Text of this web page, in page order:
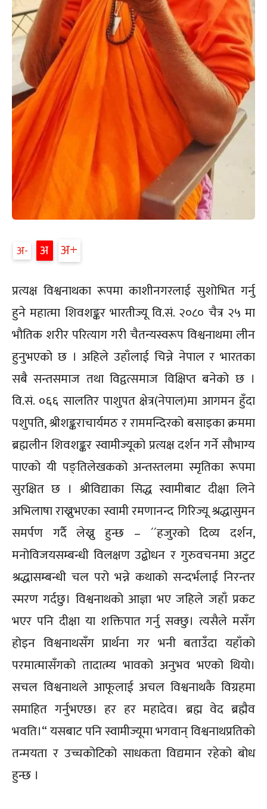
अ- अ अ+
प्रत्यक्ष विश्वनाथका रूपमा काशीनगरलाई सुशोभित गर्नु
हुने महात्मा शिवशङ्कर भारतीज्यू वि.सं. २०८० चैत्र २५ मा
भौतिक शरीर परित्याग गरी चैतन्यस्वरूप विश्वनाथमा लीन
हुनुभएको छ । अहिले उहाँलाई चिन्ने नेपाल र भारतका
सबै सन्तसमाज तथा विद्वत्समाज विक्षिप्त बनेको छ ।
वि.सं. ०६६ सालतिर पाशुपत क्षेत्र(नेपाल)मा आगमन हुँदा
पशुपति, श्रीशङ्कराचार्यमठ र राममन्दिरको बसाइका क्रममा
ब्रह्मलीन शिवशङ्कर स्वामीज्यूको प्रत्यक्ष दर्शन गर्ने सौभाग्य
पाएको यी पङ्तिलेखकको अन्तस्तलमा स्मृतिका रूपमा
सुरक्षित छ । श्रीविद्याका सिद्ध स्वामीबाट दीक्षा लिने
अभिलाषा राख्नुभएका स्वामी रमणानन्द गिरिज्यू श्रद्धासुमन
समर्पण गर्दै लेख्नु हुन्छ – ´´हजुरको दिव्य दर्शन,
मनोविजयसम्बन्धी विलक्षण उद्बोधन र गुरुवचनमा अटुट
श्रद्धासम्बन्धी चल परो भन्ने कथाको सन्दर्भलाई निरन्तर
स्मरण गर्दछु। विश्वनाथको आज्ञा भए जहिले जहाँ प्रकट
भएर पनि दीक्षा या शक्तिपात गर्नु सक्छु। त्यसैले मसँग
होइन विश्वनाथसँग प्रार्थना गर भनी बताउँदा यहाँको
परमात्मासँगको तादात्म्य भावको अनुभव भएको थियो।
सचल विश्वनाथले आफूलाई अचल विश्वनाथकै विग्रहमा
समाहित गर्नुभएछ। हर हर महादेव। ब्रह्म वेद ब्रह्मैव
भवति।“ यसबाट पनि स्वामीज्यूमा भगवान् विश्वनाथप्रतिको
तन्मयता र उच्चकोटिको साधकता विद्यमान रहेको बोध
हुन्छ ।